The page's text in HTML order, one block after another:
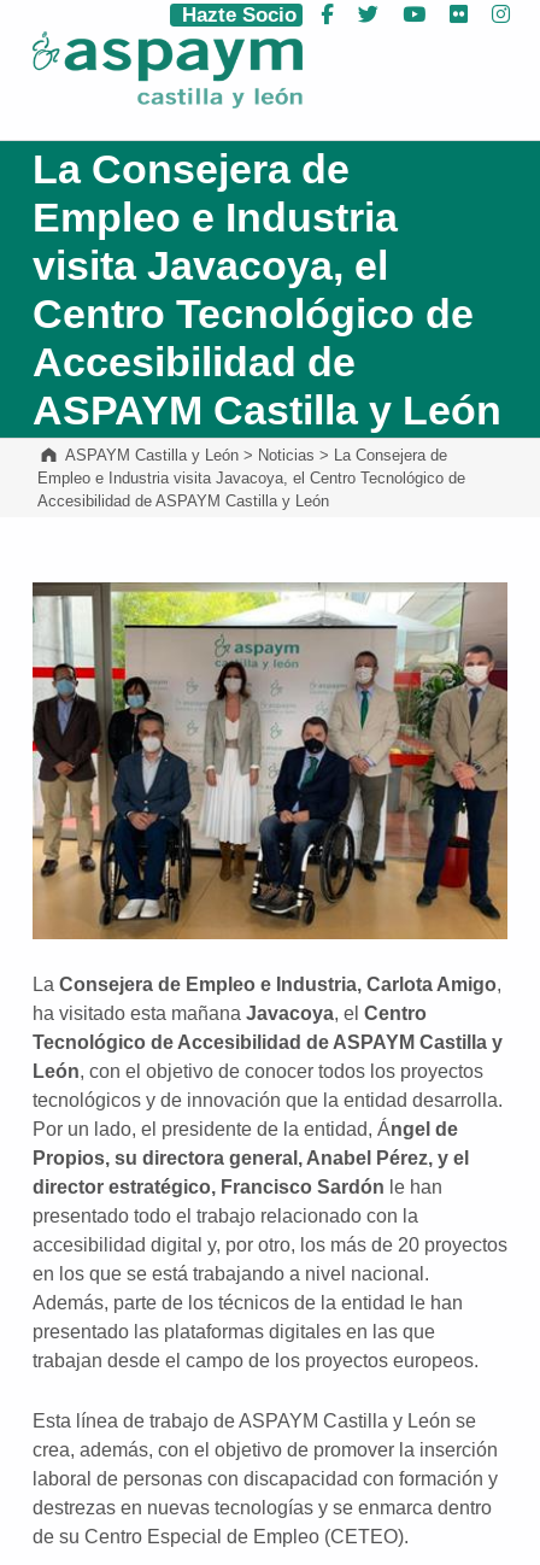
ASPAYM Castilla y León
Hazte Socio Facebook
Twitter YouTube
Flickr
La Consejera de
Empleo e Industria
visita Javacoya, el
Centro Tecnológico de
Accesibilidad de
ASPAYM Castilla y León
ASPAYM Castilla y León> Noticias >
La Consejera de
Empleo e Industria visita Javacoya, el Centro Tecnológico de
Accesibilidad de ASPAYM Castilla y León
La Consejera de Empleo e Industria, Carlota Amigo,
ha visitado esta mañana Javacoya, el Centro
Tecnológico de Accesibilidad de ASPAYM Castilla y
León, con el objetivo de conocer todos los proyectos
tecnológicos y de innovación que la entidad desarrolla.
Por un lado, el presidente de la entidad, Ángel de
Propios, su directora general, Anabel Pérez, y el
director estratégico, Francisco Sardón le han
presentado todo el trabajo relacionado con la
accesibilidad digital y, por otro, los más de 20 proyectos
en los que se está trabajando a nivel nacional.
Además, parte de los técnicos de la entidad le han
presentado las plataformas digitales en las que
trabajan desde el campo de los proyectos europeos.
Esta línea de trabajo de ASPAYM Castilla y León se
crea, además, con el objetivo de promover la inserción
laboral de personas con discapacidad con formación y
destrezas en nuevas tecnologías y se enmarca dentro
de su Centro Especial de Empleo (CETEO).